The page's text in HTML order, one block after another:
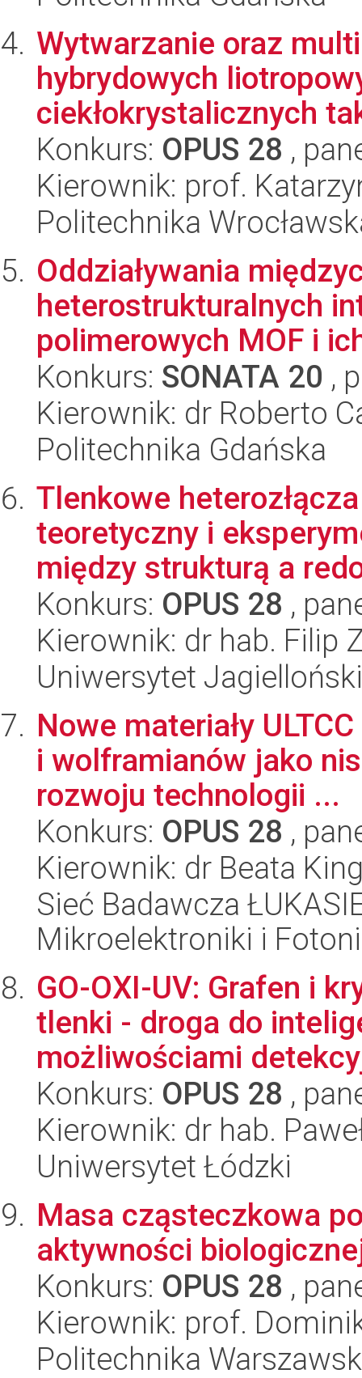
Wytwarzanie oraz
hybrydowych
ciekłokrystalicznych
Konkurs: OPUS 28 ,
Kierownik: prof.
Politechnika
Oddziaływania
heterostrukturalnych
polimerowych MOF i
Konkurs: SONATA 20 ,
Kierownik: dr Roberto
Politechnika Gdańska
Tlenkowe
teoretyczny i
między strukturą a
Konkurs: OPUS 28 ,
Kierownik: dr hab. Filip
Uniwersytet Jagielloński
Nowe materiały
i wolframianów jako
rozwoju technologii ...
Konkurs: OPUS 28 ,
Kierownik: dr Beata
Sieć Badawcza
Mikroelektroniki i
GO-OXI-UV: Grafen i
tlenki - droga do
możliwościami
Konkurs: OPUS 28 ,
Kierownik: dr hab.
Uniwersytet Łódzki
Masa cząsteczkowa
aktywności
Konkurs: OPUS 28 ,
Kierownik: prof.
Politechnika